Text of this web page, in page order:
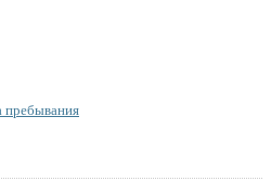
пребывания